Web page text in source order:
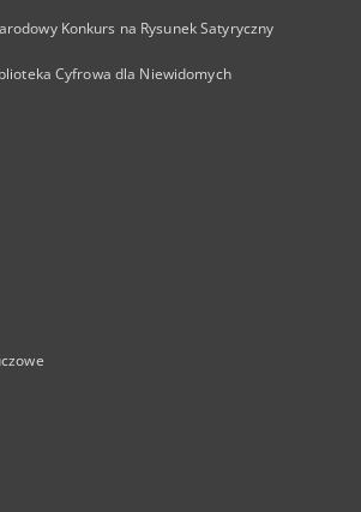
Konkurs na Rysunek Satyryczny
Cyfrowa dla Niewidomych